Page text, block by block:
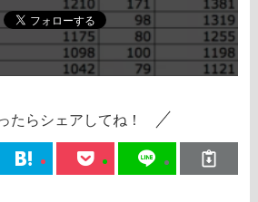
たらシェアしてね！